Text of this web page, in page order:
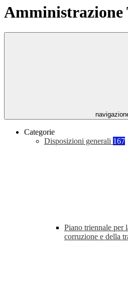
Amministrazione
Categorie
Disposizioni generali 167
Piano triennale per
corruzione e della